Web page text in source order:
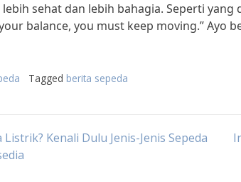
sehat dan lebih bahagia. Seperti yang
balance, you must keep moving.” Ayo
Tagged berita sepeda
Kenali Dulu Jenis-Jenis Sepeda